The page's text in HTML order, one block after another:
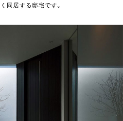
同居する邸宅です。